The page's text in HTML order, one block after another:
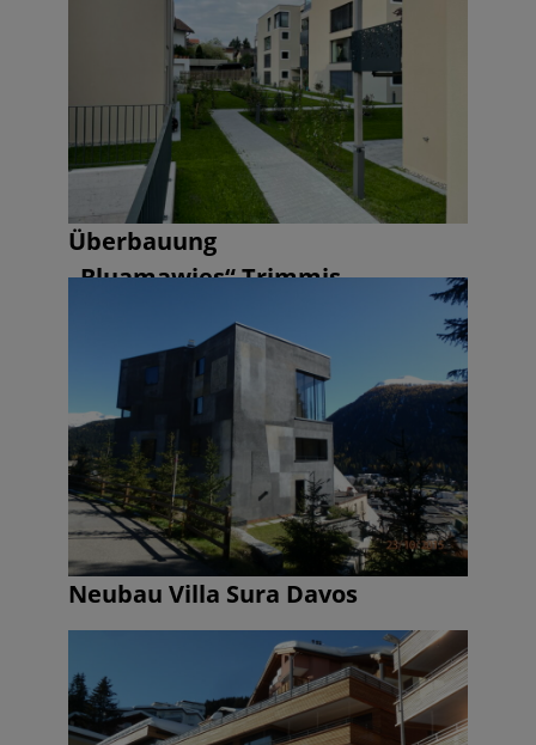
Überbauung
„Bluamawies“ Trimmis
Neubau Villa Sura Davos